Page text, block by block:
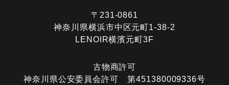
〒231-0861
神奈川県横浜市中区元町1-38-2
LENOIR横濱元町3F
古物商許可
神奈川県公安委員会許可 第451380009336号